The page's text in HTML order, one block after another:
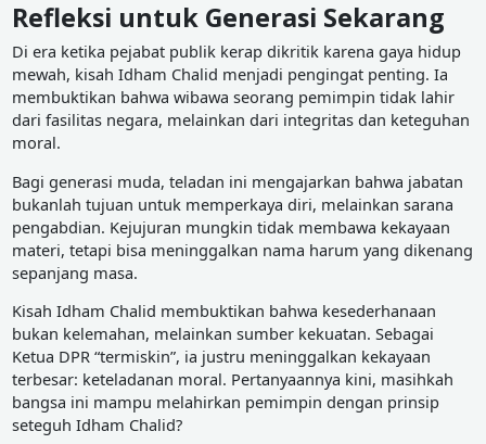
Refleksi untuk Generasi Sekarang
Di era ketika pejabat publik kerap dikritik karena gaya hidup
mewah, kisah Idham Chalid menjadi pengingat penting. Ia
membuktikan bahwa wibawa seorang pemimpin tidak lahir
dari fasilitas negara, melainkan dari integritas dan keteguhan
moral.
Bagi generasi muda, teladan ini mengajarkan bahwa jabatan
bukanlah tujuan untuk memperkaya diri, melainkan sarana
pengabdian. Kejujuran mungkin tidak membawa kekayaan
materi, tetapi bisa meninggalkan nama harum yang dikenang
sepanjang masa.
Kisah Idham Chalid membuktikan bahwa kesederhanaan
bukan kelemahan, melainkan sumber kekuatan. Sebagai
Ketua DPR “termiskin”, ia justru meninggalkan kekayaan
terbesar: keteladanan moral. Pertanyaannya kini, masihkah
bangsa ini mampu melahirkan pemimpin dengan prinsip
seteguh Idham Chalid?